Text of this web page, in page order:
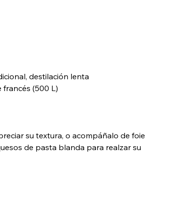
destilación lenta
(500 L)
su textura, o acompáñalo de foie
de pasta blanda para realzar su